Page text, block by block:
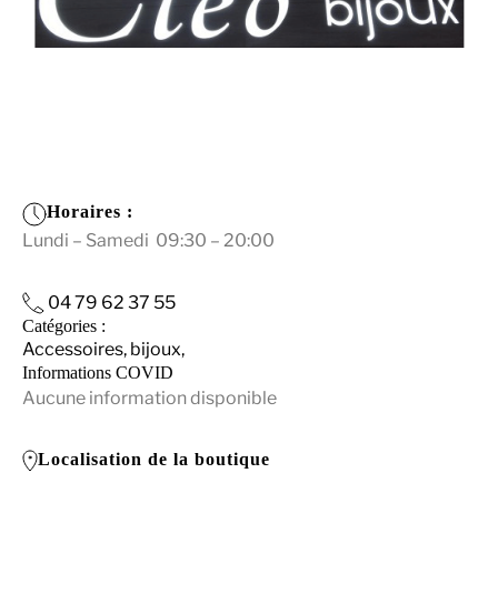
Horaires :
Lundi – Samedi 09:30 – 20:00
04 79 62 37 55
Catégories :
Accessoires, bijoux,
Informations COVID
Aucune information disponible
Localisation de la boutique